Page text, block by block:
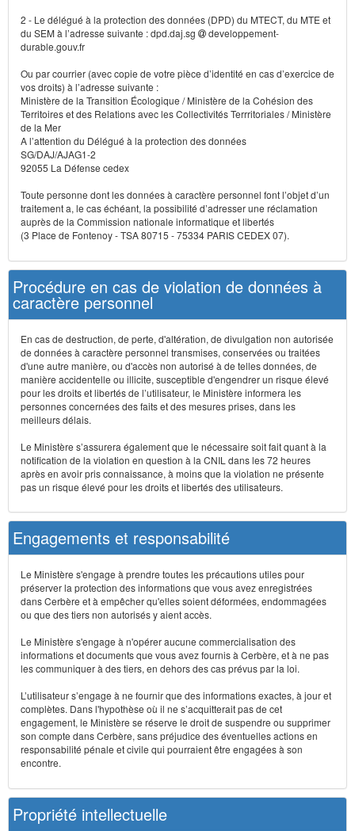
2 - Le délégué à la protection des données (DPD) du MTECT, du MTE et
du SEM à l’adresse suivante : dpd.daj.sg
developpement-
durable.gouv.fr
Ou par courrier (avec copie de votre pièce d’identité en cas d’exercice de
vos droits) à l’adresse suivante :
Ministère de la Transition Écologique / Ministère de la Cohésion des
Territoires et des Relations avec les Collectivités Terrritoriales / Ministère
de la Mer
A l’attention du Délégué à la protection des données
SG/DAJ/AJAG1-2
92055 La Défense cedex
Toute personne dont les données à caractère personnel font l’objet d’un
traitement a, le cas échéant, la possibilité d’adresser une réclamation
auprès de la Commission nationale informatique et libertés
(3 Place de Fontenoy - TSA 80715 - 75334 PARIS CEDEX 07).
Procédure en cas de violation de données à
caractère personnel
En cas de destruction, de perte, d'altération, de divulgation non autorisée
de données à caractère personnel transmises, conservées ou traitées
d'une autre manière, ou d'accès non autorisé à de telles données, de
manière accidentelle ou illicite, susceptible d'engendrer un risque élevé
pour les droits et libertés de l’utilisateur, le Ministère informera les
personnes concernées des faits et des mesures prises, dans les
meilleurs délais.
Le Ministère s’assurera également que le nécessaire soit fait quant à la
notification de la violation en question à la CNIL dans les 72 heures
après en avoir pris connaissance, à moins que la violation ne présente
pas un risque élevé pour les droits et libertés des utilisateurs.
Engagements et responsabilité
Le Ministère s'engage à prendre toutes les précautions utiles pour
préserver la protection des informations que vous avez enregistrées
dans Cerbère et à empêcher qu'elles soient déformées, endommagées
ou que des tiers non autorisés y aient accès.
Le Ministère s'engage à n'opérer aucune commercialisation des
informations et documents que vous avez fournis à Cerbère, et à ne pas
les communiquer à des tiers, en dehors des cas prévus par la loi.
L’utilisateur s’engage à ne fournir que des informations exactes, à jour et
complètes. Dans l'hypothèse où il ne s’acquitterait pas de cet
engagement, le Ministère se réserve le droit de suspendre ou supprimer
son compte dans Cerbère, sans préjudice des éventuelles actions en
responsabilité pénale et civile qui pourraient être engagées à son
encontre.
Propriété intellectuelle